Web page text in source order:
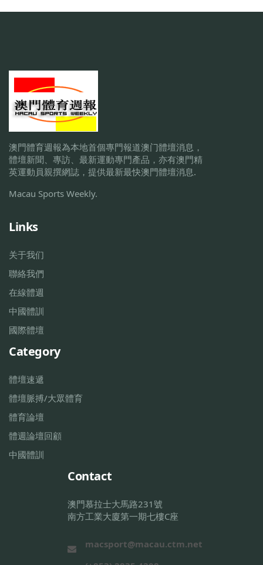
澳門體育週報為本地首個專門報道澳门體壇消息，
體壇新聞、專訪、最新運動專門產品，亦有澳門精
英運動員親撰網誌，提供最新最快澳門體壇消息.
Macau Sports Weekly.
Links
关于我们
聯絡我們
在線體週
中國體訓
國際體壇
Category
體壇速遞
體壇脈搏/大眾體育
體育論壇
體週論壇回顧
中國體訓
Contact
澳門慕拉士大馬路231號
南方工業大廈第一期七樓C座
macsport@macau.ctm.net